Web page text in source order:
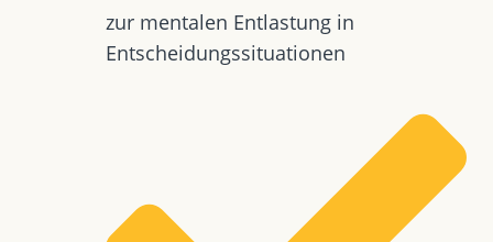
zur mentalen Entlastung in
Entscheidungssituationen